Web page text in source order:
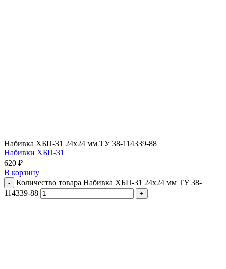
Набивка ХБП-31 24х24 мм ТУ 38-114339-88
Набивки ХБП-31
620 ₽
В корзину
Количество товара Набивка ХБП-31 24х24 мм ТУ 38-
114339-88